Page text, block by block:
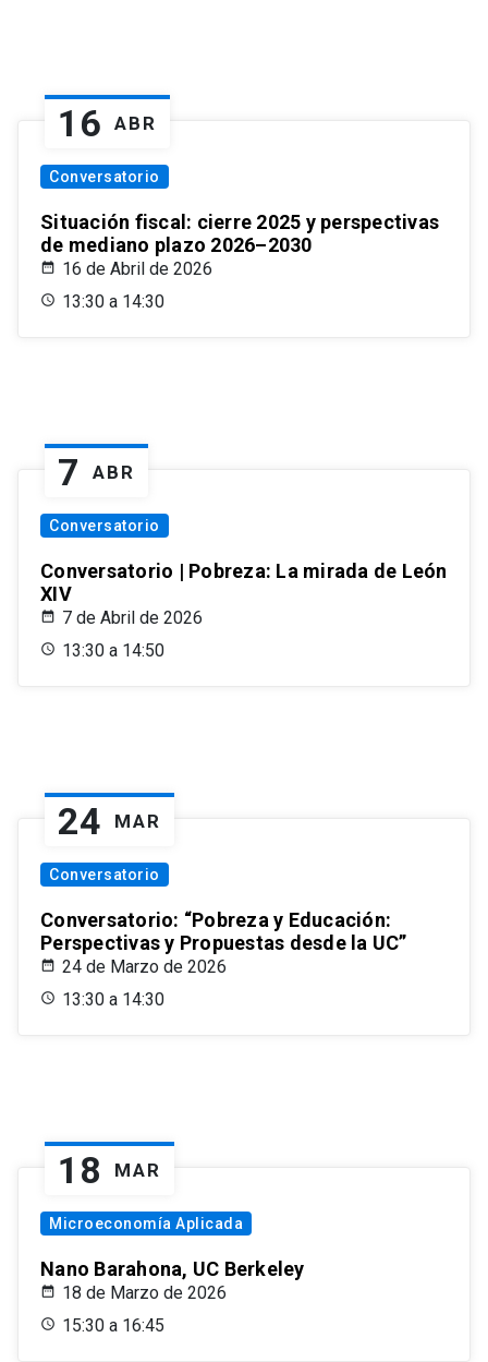
16 ABR
Conversatorio
Situación fiscal: cierre 2025 y perspectivas
de mediano plazo 2026–2030
16 de Abril de 2026
13:30 a 14:30
7 ABR
Conversatorio
Conversatorio | Pobreza: La mirada de León
XIV
7 de Abril de 2026
13:30 a 14:50
24 MAR
Conversatorio
Conversatorio: “Pobreza y Educación:
Perspectivas y Propuestas desde la UC”
24 de Marzo de 2026
13:30 a 14:30
18 MAR
Microeconomía Aplicada
Nano Barahona, UC Berkeley
18 de Marzo de 2026
15:30 a 16:45